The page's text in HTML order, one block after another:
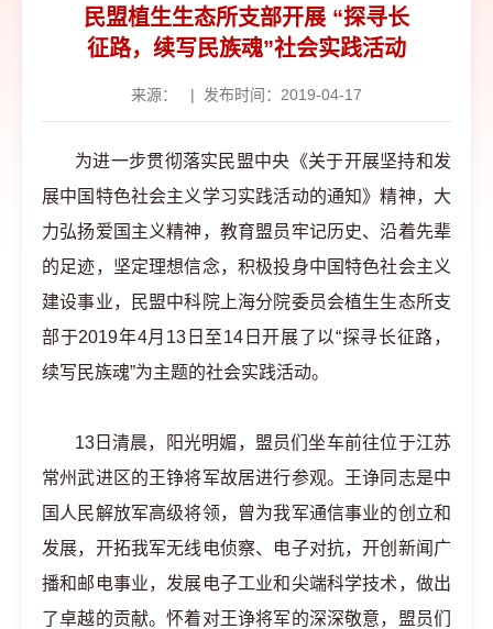
民盟植生生态所支部开展 “探寻长
征路，续写民族魂”社会实践活动
来源： | 发布时间：2019-04-17
为进一步贯彻落实民盟中央《关于开展坚持和发
展中国特色社会主义学习实践活动的通知》精神，大
力弘扬爱国主义精神，教育盟员牢记历史、沿着先辈
的足迹，坚定理想信念，积极投身中国特色社会主义
建设事业，民盟中科院上海分院委员会植生生态所支
部于2019年4月13日至14日开展了以“探寻长征路，
续写民族魂”为主题的社会实践活动。
13日清晨，阳光明媚，盟员们坐车前往位于江苏
常州武进区的王铮将军故居进行参观。王诤同志是中
国人民解放军高级将领，曾为我军通信事业的创立和
发展，开拓我军无线电侦察、电子对抗，开创新闻广
播和邮电事业，发展电子工业和尖端科学技术，做出
了卓越的贡献。怀着对王诤将军的深深敬意，盟员们